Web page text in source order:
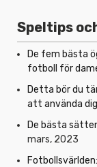
Speltips
De fem bästa
fotboll för
Detta bör du
att använda
De bästa
mars, 2023